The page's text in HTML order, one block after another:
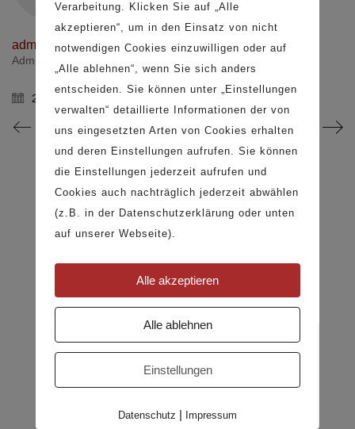
admin
Administrator
28. Februar 2025
Bilddatenbank / Texte
Press Kit
LEGALS
Impressum
Widerrufsrecht
Datenschutz
SOCIAL MEDIA
Facebook
© Copyright 2026 · Kuhl Möbelwerkstatt GmbH
Verarbeitung. Klicken Sie auf „Alle
akzeptieren“, um in den Einsatz von nicht
notwendigen Cookies einzuwilligen oder auf
„Alle ablehnen“, wenn Sie sich anders
entscheiden. Sie können unter „Einstellungen
verwalten“ detaillierte Informationen der von
uns eingesetzten Arten von Cookies erhalten
und deren Einstellungen aufrufen. Sie können
die Einstellungen jederzeit aufrufen und
Cookies auch nachträglich jederzeit abwählen
(z.B. in der Datenschutzerklärung oder unten
auf unserer Webseite).
Alle akzeptieren
Alle ablehnen
Einstellungen
Datenschutz | Impressum